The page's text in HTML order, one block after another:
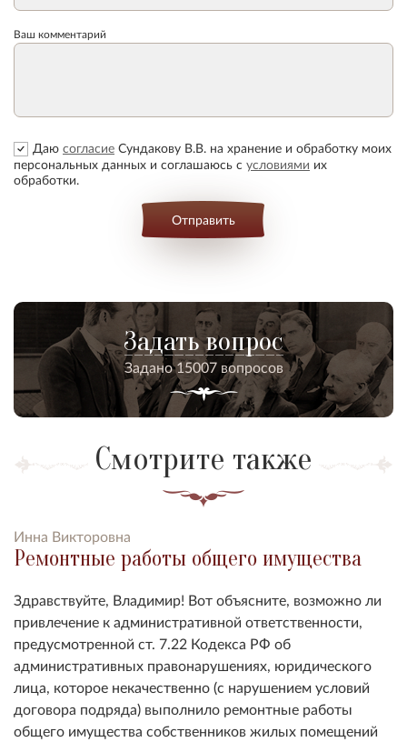
Ваш комментарий
Даю согласие Сундакову В.В. на хранение и обработку моих
персональных данных и соглашаюсь с условиями их
обработки.
Отправить
Задать вопрос
Задано 15007 вопросов
Смотрите также
Инна Викторовна
Ремонтные работы общего имущества
Здравствуйте, Владимир! Вот объясните, возможно ли
привлечение к административной ответственности,
предусмотренной ст. 7.22 Кодекса РФ об
административных правонарушениях, юридического
лица, которое некачественно (с нарушением условий
договора подряда) выполнило ремонтные работы
общего имущества собственников жилых помещений